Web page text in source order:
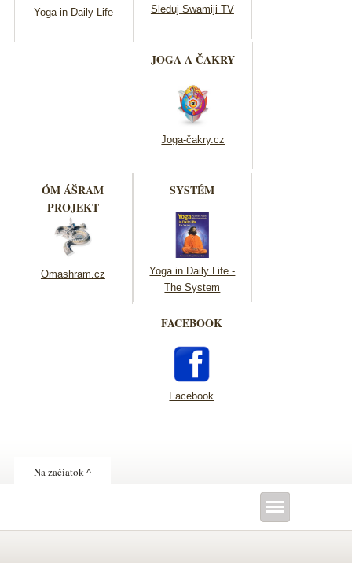
Yoga in Daily Life Sleduj Swamiji TV
JOGA A ČAKRY
Joga-čakry.cz
ÓM ÁŠRAM
PROJEKT
Omashram.cz
SYSTÉM
Yoga in Daily Life -
The System
FACEBOOK
Facebook
Na začiatok ^